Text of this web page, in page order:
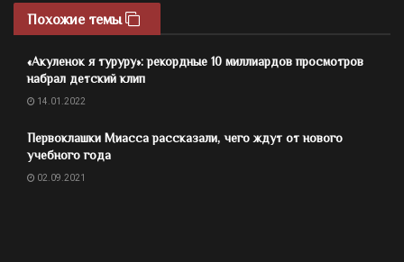
Похожие темы
«Акуленок я туруру»: рекордные 10 миллиардов просмотров
набрал детский клип
14.01.2022
Первоклашки Миасса рассказали, чего ждут от нового
учебного года
02.09.2021